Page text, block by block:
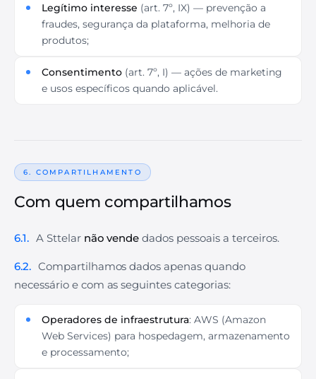
Legítimo interesse (art. 7º, IX) — prevenção a
fraudes, segurança da plataforma, melhoria de
produtos;
Consentimento (art. 7º, I) — ações de marketing
e usos específicos quando aplicável.
6. COMPARTILHAMENTO
Com quem compartilhamos
6.1. A Sttelar não vende dados pessoais a terceiros.
6.2. Compartilhamos dados apenas quando
necessário e com as seguintes categorias:
Operadores de infraestrutura: AWS (Amazon
Web Services) para hospedagem, armazenamento
e processamento;